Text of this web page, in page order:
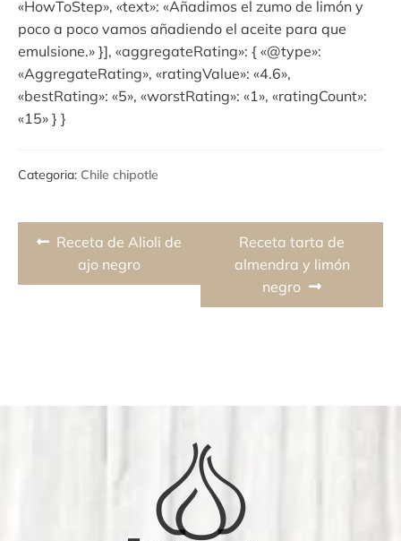
«HowToStep», «text»: «Añadimos el zumo de limón y
poco a poco vamos añadiendo el aceite para que
emulsione.» }], «aggregateRating»: { «@type»:
«AggregateRating», «ratingValue»: «4.6»,
«bestRating»: «5», «worstRating»: «1», «ratingCount»:
«15» } }
Categoria: Chile chipotle
Navegación
Previous
post:
Receta de Alioli de
ajo negro
Next
post:
Receta tarta de
almendra y limón
negro